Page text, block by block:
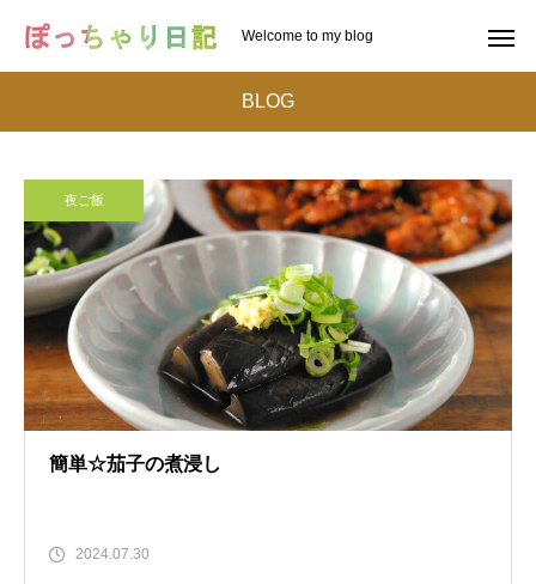
Welcome to my blog
BLOG
夜ご飯
簡単☆茄子の煮浸し
2024.07.30